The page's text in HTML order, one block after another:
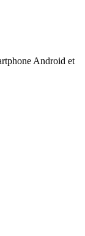
Android et